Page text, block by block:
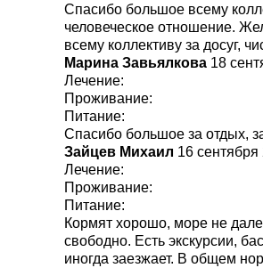
Спасибо большое всему
человеческое отношение.
всему коллективу за досуг,
Марина Завьялкова 18
Лечение:
Проживание:
Питание:
Спасибо большое за отдых,
Зайцев Михаил 16 сентября
Лечение:
Проживание:
Питание:
Кормят хорошо, море не
свободно. Есть экскурсии,
иногда заезжает. В общем